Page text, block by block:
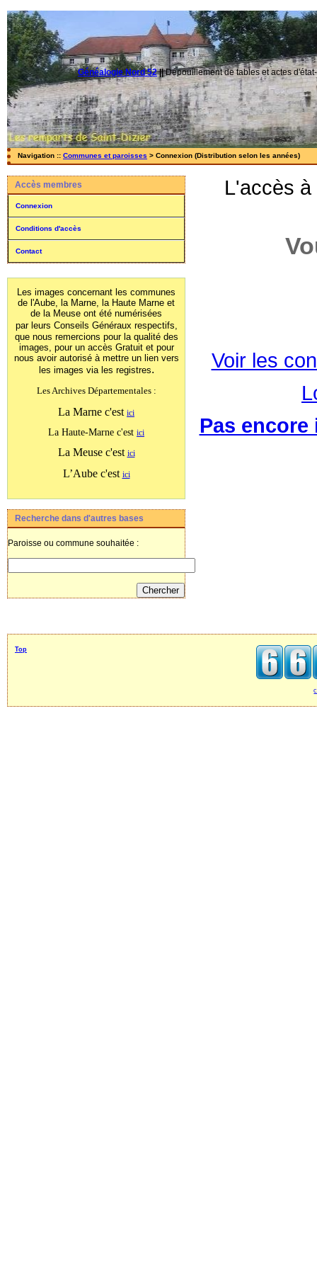
Généalogie Nord 52||Dépouillement de tables et actes
Navigation :: Communes et paroisses > Connexion (Distribution selon les années)
Accès membres
Connexion
Conditions d'accès
Contact
Les images concernant les communes
de l'Aube, la Marne, la Haute Marne et
de la Meuse ont été numérisées
par leurs Conseils Généraux respectifs,
que nous remercions pour la qualité des
images, pour un accès Gratuit et pour
nous avoir autorisé à mettre un lien vers
les images via les registres.
Les Archives Départementales :
La Marne c'est ici
La Haute-Marne c'est ici
La Meuse c'est ici
L’Aube c'est ici
Recherche dans d'autres bases
Paroisse ou commune souhaitée :
L'accès
Voir les
Pas
Top